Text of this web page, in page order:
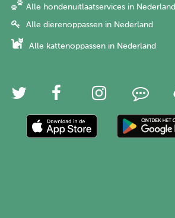
Alle hondenuitlaatservices in Nederland
Alle dierenoppassen in Nederland
Alle kattenoppassen in Nederland